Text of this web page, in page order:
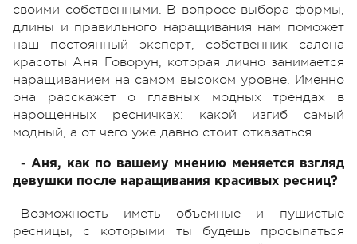
своими собственными. В вопросе выбора формы,
длины и правильного наращивания нам поможет
наш постоянный эксперт, собственник салона
красоты Аня Говорун, которая лично занимается
наращиванием на самом высоком уровне. Именно
она расскажет о главных модных трендах в
нарощенных ресничках: какой изгиб самый
модный, а от чего уже давно стоит отказаться.
- Аня, как по вашему мнению меняется взгляд
девушки после наращивания красивых ресниц?
Возможность иметь объемные и пушистые
ресницы, с которыми ты будешь просыпаться